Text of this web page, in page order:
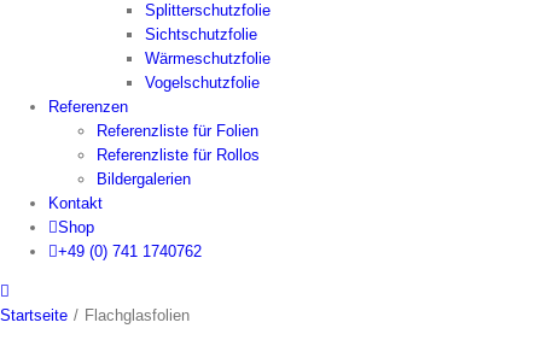
Splitterschutzfolie
Sichtschutzfolie
Wärmeschutzfolie
Vogelschutzfolie
Referenzen
Referenzliste für Folien
Referenzliste für Rollos
Bildergalerien
Kontakt
Shop
+49 (0) 741 1740762
Startseite / Flachglasfolien